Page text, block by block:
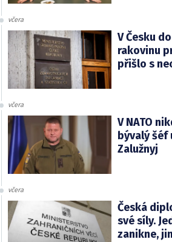
včera
V Česku
rakovinu
přišlo s
včera
V NATO
bývalý šéf
Zalužnyj
včera
Česká
své síly.
zanikne,